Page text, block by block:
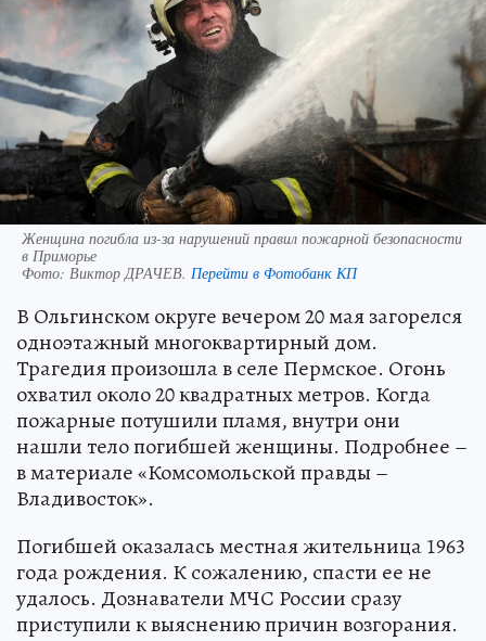
Женщина погибла из-за нарушений правил пожарной безопасности
в Приморье
Фото: Виктор ДРАЧЕВ. Перейти в Фотобанк КП
В Ольгинском округе вечером 20 мая загорелся
одноэтажный многоквартирный дом.
Трагедия произошла в селе Пермское. Огонь
охватил около 20 квадратных метров. Когда
пожарные потушили пламя, внутри они
нашли тело погибшей женщины. Подробнее –
в материале «Комсомольской правды –
Владивосток».
Погибшей оказалась местная жительница 1963
года рождения. К сожалению, спасти ее не
удалось. Дознаватели МЧС России сразу
приступили к выяснению причин возгорания.